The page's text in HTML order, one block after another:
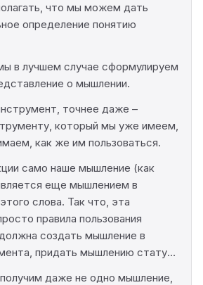
что мы можем дать
определение понятию
в лучшем случае сформулируем
о мышлении.
точнее даже –
который мы уже имеем,
как же им пользоваться.
само наше мышление (как
еще мышлением в
слова. Так что, эта
правила пользования
создать мышление в
придать мышлению статус
даже не одно мышление,